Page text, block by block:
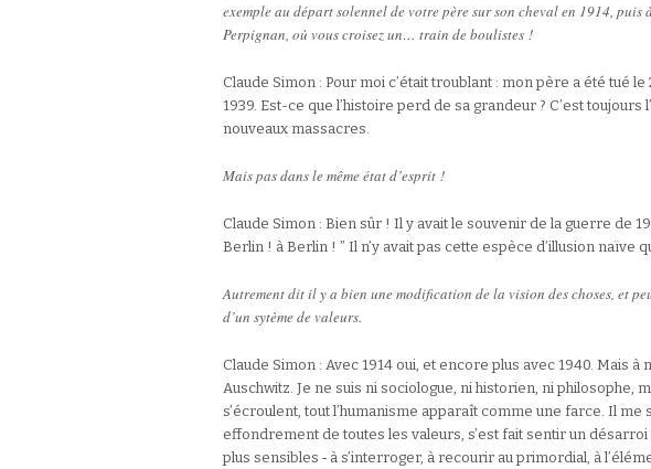
exemple au départ solennel de votre père sur son cheval en 1914,
Perpignan, où vous croisez un… train de boulistes !
Claude Simon : Pour moi c’était troublant : mon père a été tué le
1939. Est-ce que l’histoire perd de sa grandeur ? C’est toujours
nouveaux massacres.
Mais pas dans le même état d’esprit !
Claude Simon : Bien sûr ! Il y avait le souvenir de la guerre de
Berlin ! à Berlin ! ” Il n’y avait pas cette espèce d’illusion naïve
Autrement dit il y a bien une modification de la vision des choses, et
d’un sytème de valeurs.
Claude Simon : Avec 1914 oui, et encore plus avec 1940. Mais à
Auschwitz. Je ne suis ni sociologue, ni historien, ni philosophe,
s’écroulent, tout l’humanisme apparaît comme une farce. Il
effondrement de toutes les valeurs, s’est fait sentir un désarroi
plus sensibles ‑ à s’interroger, à recourir au primordial, à